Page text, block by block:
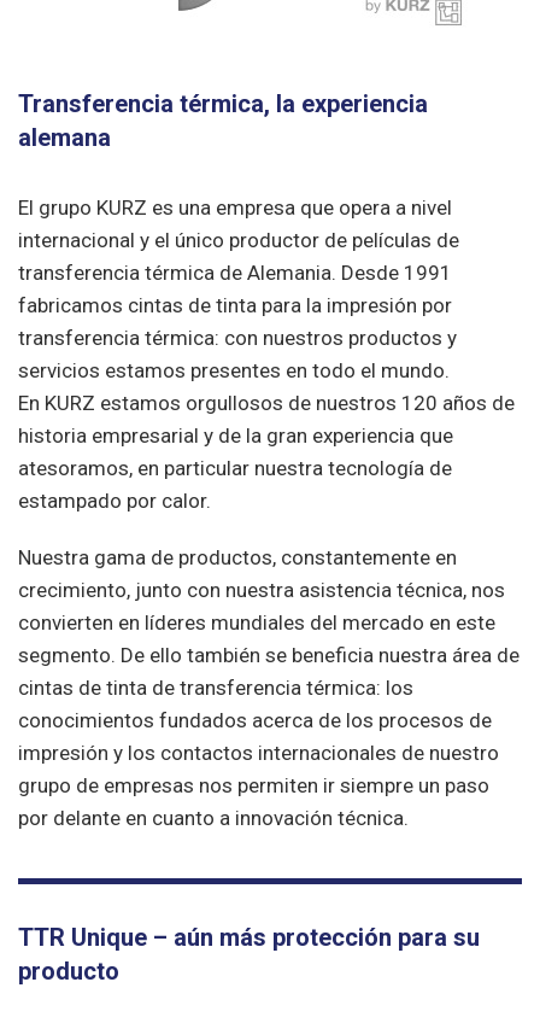
Transferencia térmica, la experiencia
alemana
El grupo KURZ es una empresa que opera a nivel
internacional y el único productor de películas de
transferencia térmica de Alemania. Desde 1991
fabricamos cintas de tinta para la impresión por
transferencia térmica: con nuestros productos y
servicios estamos presentes en todo el mundo.
En KURZ estamos orgullosos de nuestros 120 años de
historia empresarial y de la gran experiencia que
atesoramos, en particular nuestra tecnología de
estampado por calor.
Nuestra gama de productos, constantemente en
crecimiento, junto con nuestra asistencia técnica, nos
convierten en líderes mundiales del mercado en este
segmento. De ello también se beneficia nuestra área de
cintas de tinta de transferencia térmica: los
conocimientos fundados acerca de los procesos de
impresión y los contactos internacionales de nuestro
grupo de empresas nos permiten ir siempre un paso
por delante en cuanto a innovación técnica.
TTR Unique – aún más protección para su
producto